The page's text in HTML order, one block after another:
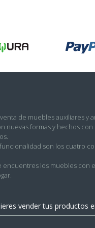
de muebles auxiliares y
nuevas formas y hechos con
son los cuatro
los muebles con
vender tus productos